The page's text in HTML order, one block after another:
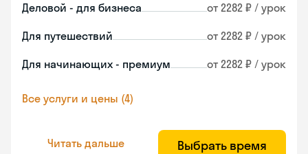
Деловой - для бизнеса от 2282 ₽ / урок
Для путешествий от 2282 ₽ / урок
Для начинающих - премиум от 2282 ₽ / урок
Все услуги и цены (4)
Читать дальше Выбрать время